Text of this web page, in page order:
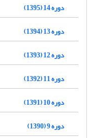
دوره 14 (1395)
دوره 13 (1394)
دوره 12 (1393)
دوره 11 (1392)
دوره 10 (1391)
دوره 9 (1390)